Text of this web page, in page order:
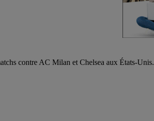
contre AC Milan et Chelsea aux États-Unis.